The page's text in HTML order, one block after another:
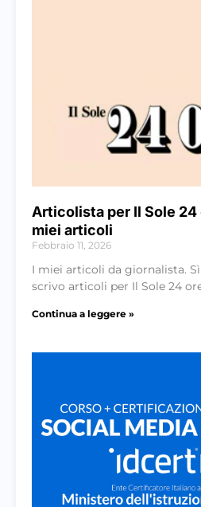
Articolista per Il Sole
miei articoli
Febbraio 11, 2026
I miei articoli da giornalista.
scrivo articoli per Il Sole 24
Continua a leggere »